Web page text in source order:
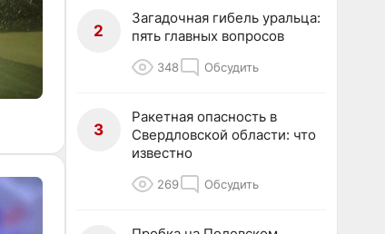
2
Загадочная гибель уральца:
пять главных вопросов
348 Обсудить
3
Ракетная опасность в
Свердловской области: что
известно
269 Обсудить